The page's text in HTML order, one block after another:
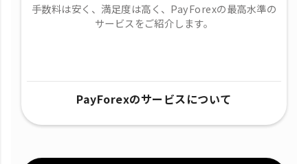
手数料は安く、満足度は高く、PayForexの最高水準の
サービスをご紹介します。
PayForexのサービスについて